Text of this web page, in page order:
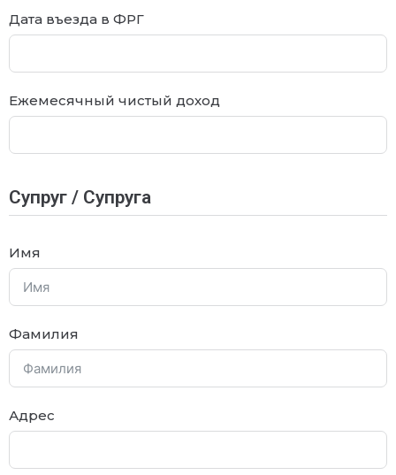
Дата въезда в ФРГ
Ежемесячный чистый доход
Супруг / Супруга
Имя
Фамилия
Адрес